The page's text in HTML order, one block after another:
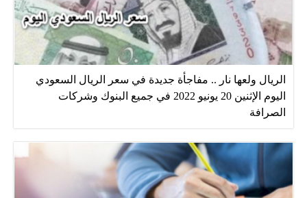
الريال ولعها نار .. مفاجأة جديدة في سعر الريال السعودي
اليوم الإثنين 20 يونيو 2022 في جميع البنوك وشركات
الصرافة